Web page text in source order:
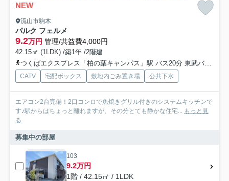
NEW
流山市駒木
パルク フェルメ
9.2万円 管理/共益費4,000円
42.15㎡ (1LDK) /築1年 /2階建
つくばエクスプレス「柏の葉キャンパス」駅 バス20分 東武バス「高田車庫入口」 停歩11分
CATV 宅配ボックス 敷地内ごみ置き場 公共下水
エアコン2台完備！2口コンロで魚焼きグリル付きのシステムキッチンで
す♪駅からはちょっと離れますが、その分とても静かな住宅...
もっと見
る
募集中の部屋
103
9.2万円
1階 / 42.15㎡ / 1LDK